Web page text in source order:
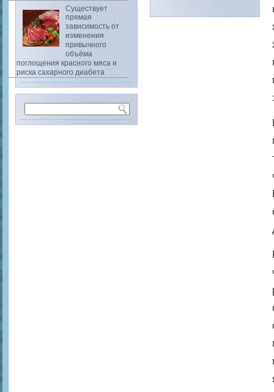
Существует
прямая
зависимость от
изменения
привычного
объёма
поглощения красного мяса и
риска сахарного диабета